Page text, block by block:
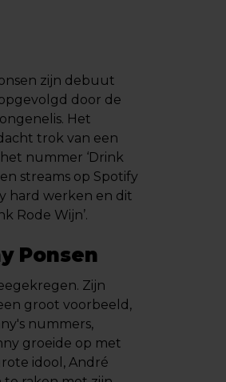
zijn debuut
opgevolgd door de
Het
trok van een
nummer ‘Drink
streams op Spotify
hard werken en dit
Rode Wijn’.
Ponsen
Zijn
groot voorbeeld,
nummers,
groeide op met
idool, André